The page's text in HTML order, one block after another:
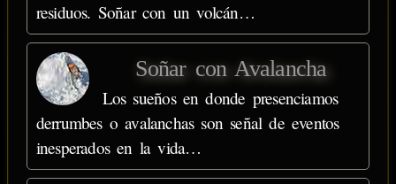
residuos. Soñar con un volcán…
Soñar con Avalancha
Los sueños en donde presenciamos
derrumbes o avalanchas son señal de eventos
inesperados en la vida…